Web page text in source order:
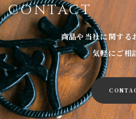
CONTACT
商品や当社に関する
気軽にご相